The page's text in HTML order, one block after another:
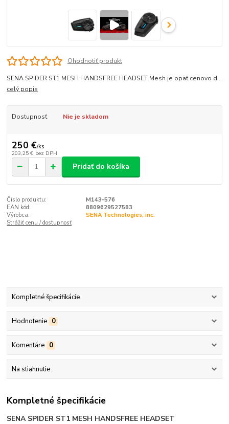
Ohodnotiť produkt
SENA SPIDER ST1 MESH HANDSFREE HEADSET Mesh je opäť cenovo d...
celý popis
Dostupnosť Nie je skladom
250 €/ks
203,25 € bez DPH
Pridať do košíka
Číslo produktu:
M143-576
EAN kód:
8809629527583
Výrobca:
SENA Technologies, inc.
Strážiť cenu / dostupnosť
Kompletné špecifikácie
Hodnotenie 0
Komentáre 0
Na stiahnutie
Kompletné špecifikácie
SENA SPIDER ST1 MESH HANDSFREE HEADSET